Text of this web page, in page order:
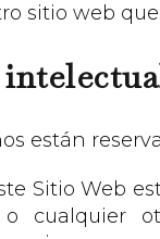
sitio web
están
Sitio Web
o cualquier